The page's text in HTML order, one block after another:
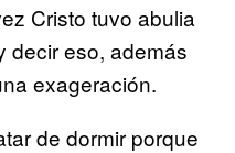
Cristo tuvo abulia
decir eso, además
exageración.
de dormir porque